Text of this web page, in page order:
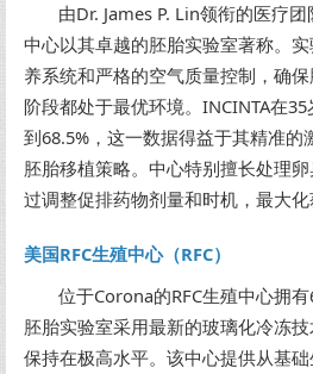
由Dr. James P. Lin领衔的医疗
中心以其卓越的胚胎实验室著称。
养系统和严格的空气质量控制，确
阶段都处于最优环境。INCINTA在
到68.5%，这一数据得益于其精准的
胚胎移植策略。中心特别擅长处理
过调整促排药物剂量和时机，最大化
美国RFC生殖中心（RFC）
位于Corona的RFC生殖中心拥
胚胎实验室采用最新的玻璃化冷冻
保持在极高水平。该中心提供从基